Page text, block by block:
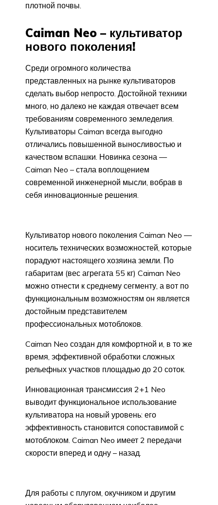
плотной почвы.
Caiman Neo – культиватор
нового поколения!
Среди огромного количества
представленных на рынке культиваторов
сделать выбор непросто. Достойной техники
много, но далеко не каждая отвечает всем
требованиям современного земледелия.
Культиваторы Caiman всегда выгодно
отличались повышенной выносливостью и
качеством вспашки. Новинка сезона —
Caiman Neo – стала воплощением
современной инженерной мысли, вобрав в
себя инновационные решения.
Культиватор нового поколения Caiman Neo —
носитель технических возможностей, которые
порадуют настоящего хозяина земли. По
габаритам (вес агрегата 55 кг) Caiman Neo
можно отнести к среднему сегменту, а вот по
функциональным возможностям он является
достойным представителем
профессиональных мотоблоков.
Caiman Neo создан для комфортной и, в то же
время, эффективной обработки сложных
рельефных участков площадью до 20 соток.
Инновационная трансмиссия 2+1 Neo
выводит функциональное использование
культиватора на новый уровень: его
эффективность становится сопоставимой с
мотоблоком. Caiman Neo имеет 2 передачи
скорости вперед и одну – назад.
Для работы с плугом, окучником и другим